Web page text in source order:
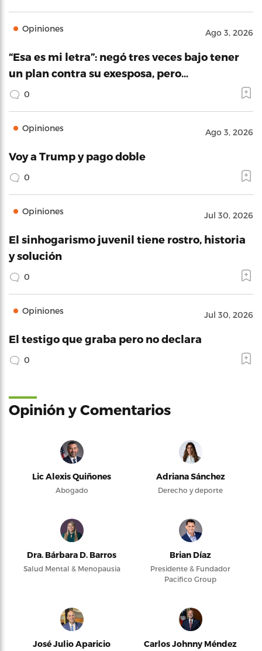
Opiniones Ago 3, 2026
“Esa es mi letra”: negó tres veces bajo tener
un plan contra su exesposa, pero…
0
Opiniones Ago 3, 2026
Voy a Trump y pago doble
0
Opiniones Jul 30, 2026
El sinhogarismo juvenil tiene rostro, historia
y solución
0
Opiniones Jul 30, 2026
El testigo que graba pero no declara
0
Opinión y Comentarios
Lic Alexis Quiñones
Abogado
Adriana Sánchez
Derecho y deporte
Dra. Bárbara D. Barros
Salud Mental & Menopausia
Brian Díaz
Presidente & Fundador
Pacifico Group
José Julio Aparicio
Carlos Johnny Méndez